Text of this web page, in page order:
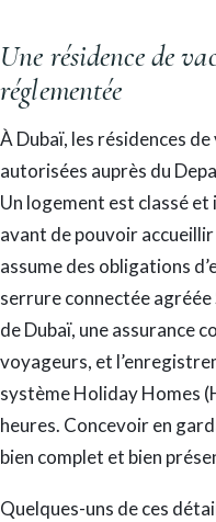
Une résidence de
réglementée
À Dubaï, les résidences
autorisées auprès du
Un logement est classé
avant de pouvoir
assume des obligations
serrure connectée agréée
de Dubaï, une assurance
voyageurs, et
système Holiday Homes
heures. Concevoir en
bien complet et bien
Quelques-uns de ces